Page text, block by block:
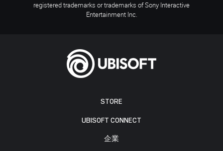
STORE
UBISOFT CONNECT
企業
registered trademarks or trademarks of Sony Interactive
Entertainment Inc.